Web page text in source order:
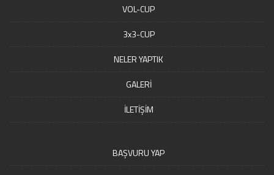
VOL-CUP
3x3-CUP
NELER YAPTIK
GALERİ
İLETİŞİM
BAŞVURU YAP